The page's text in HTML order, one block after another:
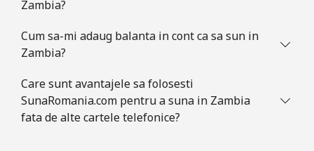
Zambia?
Cum sa-mi adaug balanta in cont ca sa sun in
Zambia?
Care sunt avantajele sa folosesti
SunaRomania.com pentru a suna in Zambia
fata de alte cartele telefonice?